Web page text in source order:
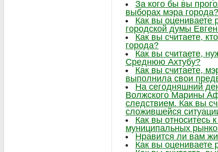
За кого бы вы
выборах мэра города?
Как вы оцениваете
городской думы
Как вы считаете,
города?
Как вы считаете,
Среднюю Ахтубу?
Как вы считаете,
выполнила свои
На сегодняшний
Волжского Марины
следствием. Как вы
сложившейся
Как вы относитесь
муниципальных
Нравится ли вам
Как вы оцениваете